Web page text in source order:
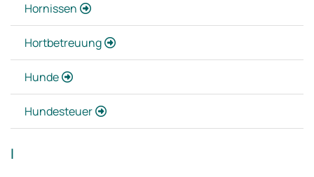
Hornissen
Hortbetreuung
Hunde
Hundesteuer
I